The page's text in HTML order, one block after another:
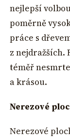
nejlepší
poměrně
práce s
z nejdražších.
téměř
a krásou.
Nerezové
Nerezové